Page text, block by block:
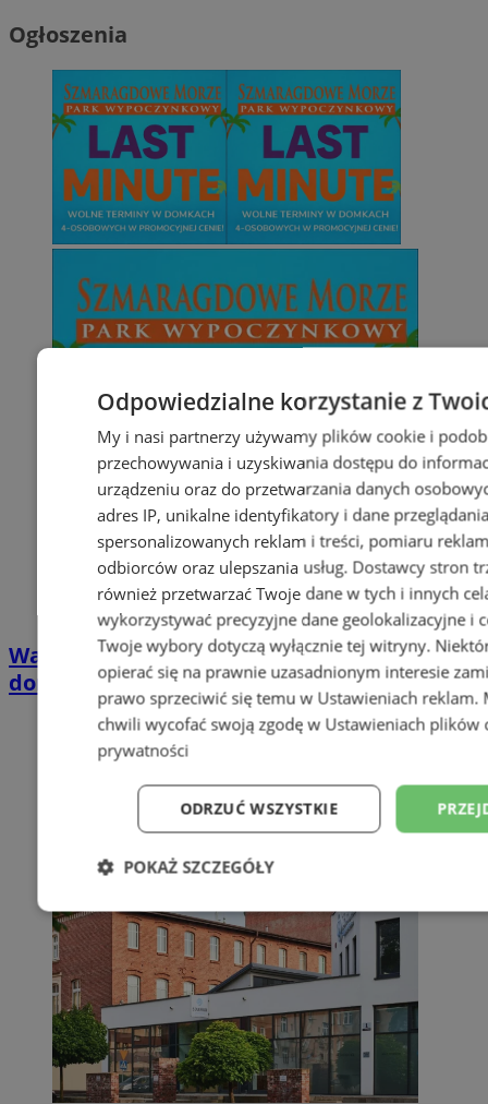
Ogłoszenia
Wakacyjny wypoczynek nad Bałtykiem w
domkach Szmaragdowe Morze
Odpowiedzialne korzystanie z
My i nasi partnerzy używamy plików cookie i
przechowywania i uzyskiwania dostępu do
urządzeniu oraz do przetwarzania danych
adres IP, unikalne identyfikatory i dane
spersonalizowanych reklam i treści, pomiaru
odbiorców oraz ulepszania usług. Dostawcy stron
również przetwarzać Twoje dane w tych i innych
wykorzystywać precyzyjne dane geolokalizacyjne i
Twoje wybory dotyczą wyłącznie tej witryny.
opierać się na prawnie uzasadnionym interesie
prawo sprzeciwić się temu w Ustawieniach reklam.
chwili wycofać swoją zgodę w Ustawieniach plików
prywatności
ODRZUĆ WSZYSTKIE
POKAŻ SZCZEGÓŁY
Niezbędne Wydajność
Niesklasyfikowane